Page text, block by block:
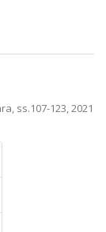
ss.107-123, 2021